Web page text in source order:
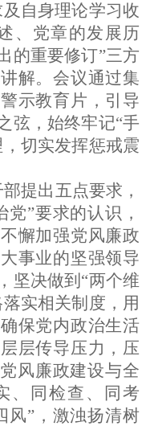
自身理论学习收
、党章的发展历
的重要修订”三方
解。会议通过集
示教育片，引导
弦，始终牢记“手
切实发挥惩戒震
提出五点要求，
党”要求的认识，
懈加强党风廉政
事业的坚强领导
坚决做到“两个维
实相关制度，用
保党内政治生活
层传导压力，压
风廉政建设与全
、同检查、同考
风”，激浊扬清树